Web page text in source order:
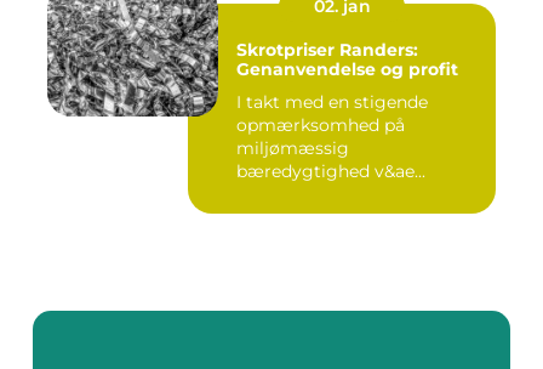
02. jan
Skrotpriser Randers:
Genanvendelse og profit
I takt med en stigende
opmærksomhed på
miljømæssig
bæredygtighed v&ae...